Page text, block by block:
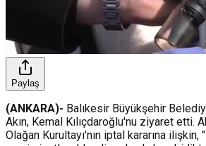
Paylaş
(ANKARA)- Balıkesir Büyükşehir
Akın, Kemal Kılıçdaroğlu'nu ziyaret etti.
Olağan Kurultayı'nın iptal kararına